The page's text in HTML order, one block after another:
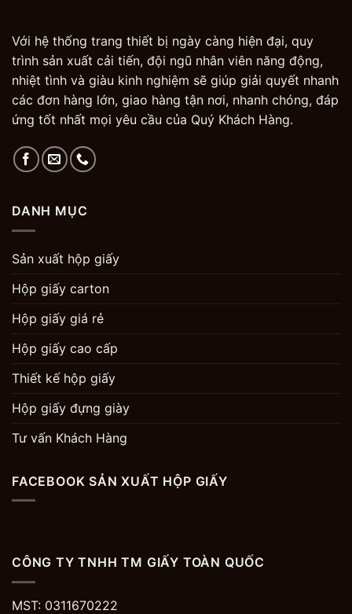
Với hệ thống trang thiết bị ngày càng hiện đại, quy
trình sản xuất cải tiến, đội ngũ nhân viên năng động,
nhiệt tình và giàu kinh nghiệm sẽ giúp giải quyết nhanh
các đơn hàng lớn, giao hàng tận nơi, nhanh chóng, đáp
ứng tốt nhất mọi yêu cầu của Quý Khách Hàng.
DANH MỤC
Sản xuất hộp giấy
Hộp giấy carton
Hộp giấy giá rẻ
Hộp giấy cao cấp
Thiết kế hộp giấy
Hộp giấy đựng giày
Tư vấn Khách Hàng
FACEBOOK SẢN XUẤT HỘP GIẤY
CÔNG TY TNHH TM GIẤY TOÀN QUỐC
MST: 0311670222